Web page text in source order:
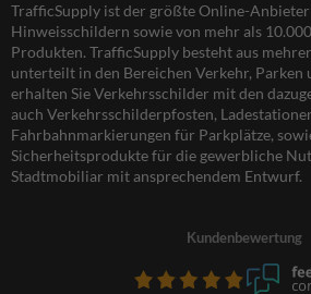
TrafficSupply ist der größte Online-Anbieter
Hinweisschildern sowie von mehr als
Produkten. TrafficSupply besteht aus
unterteilt in den Bereichen Verkehr, Parken
erhalten Sie Verkehrsschilder mit den
auch Verkehrsschilderpfosten,
Fahrbahnmarkierungen für Parkplätze,
Sicherheitsprodukte für die gewerbliche
Stadtmobiliar mit ansprechendem Entwurf.
Kundenbewertung